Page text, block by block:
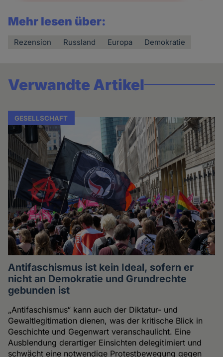
Mehr lesen über:
Rezension Russland Europa Demokratie
Verwandte Artikel
GESELLSCHAFT
Antifaschismus ist kein Ideal, sofern er
nicht an Demokratie und Grundrechte
gebunden ist
„Antifaschismus“ kann auch der Diktatur- und
Gewaltlegitimation dienen, was der kritische Blick in
Geschichte und Gegenwart veranschaulicht. Eine
Ausblendung derartiger Einsichten delegitimiert und
schwächt eine notwendige Protestbewegung gegen